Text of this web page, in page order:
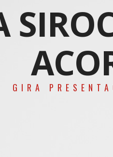
GIRA